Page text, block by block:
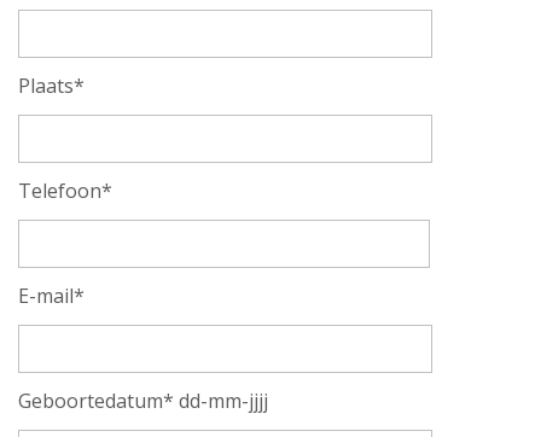
Plaats*
Telefoon*
E-mail*
Geboortedatum* dd-mm-jjjj